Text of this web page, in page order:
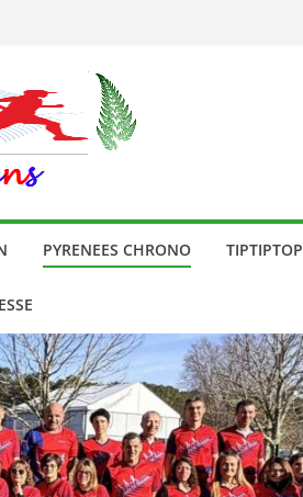
PYRENEES CHRONO TIPTIPTOP